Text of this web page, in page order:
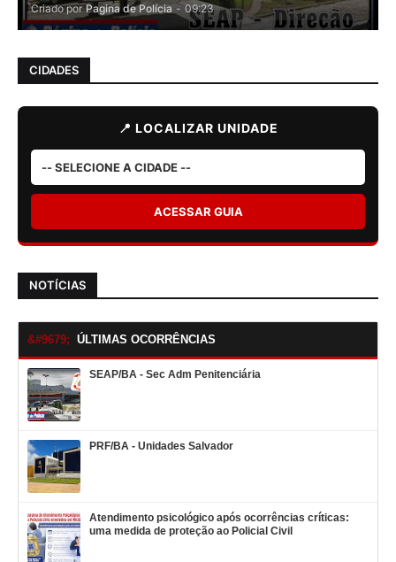
Criado por Pagina de Polícia - 09:23
CIDADES
📍 LOCALIZAR UNIDADE
ACESSAR GUIA
NOTÍCIAS
ÚLTIMAS OCORRÊNCIAS
SEAP/BA - Sec Adm Penitenciária
PRF/BA - Unidades Salvador
Atendimento psicológico após ocorrências críticas:
uma medida de proteção ao Policial Civil